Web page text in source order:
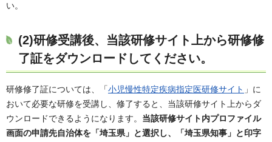
い。
(2)研修受講後、当該研修サイト上から研修修
了証をダウンロードしてください。
研修修了証については、「小児慢性特定疾病指定医研修サイト 」に
おいて必要な研修を受講し、修了すると、当該研修サイト上からダ
ウンロードできるようになります。 当該研修サイト内プロファイル
画面の申請先自治体を「埼玉県」と選択し、「埼玉県知事」と印字